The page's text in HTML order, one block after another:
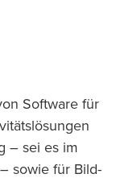
Software für
– sei es im
sowie für Bild-